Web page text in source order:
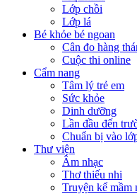
Lớp chồi
Lớp lá
Bé khỏe bé ngoan
Cân đo hàng
Cuộc thi online
Cẩm nang
Tâm lý trẻ em
Sức khỏe
Dinh dưỡng
Lần đầu đến
Chuẩn bị vào
Thư viện
Âm nhạc
Thơ thiếu nhi
Truyện kể mầm